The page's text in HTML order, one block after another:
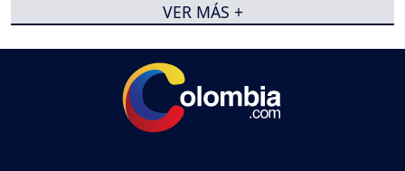
VER MÁS +